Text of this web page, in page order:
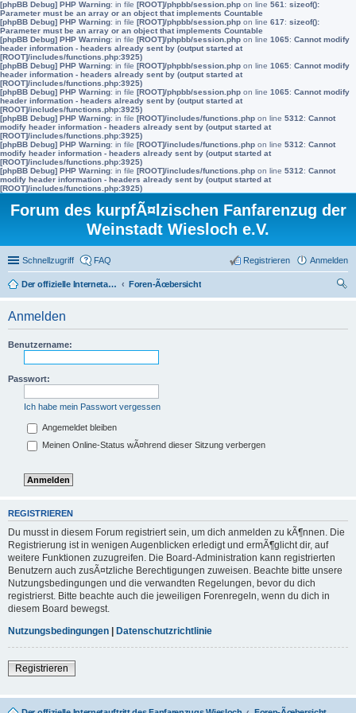
[phpBB Debug] PHP Warning: in file [ROOT]/phpbb/session.php on line 561 : sizeof():
Parameter must be an array or an object that implements Countable
[phpBB Debug] PHP Warning: in file [ROOT]/phpbb/session.php on line 617: sizeof():
Parameter must be an array or an object that implements Countable
[phpBB Debug] PHP Warning: in file [ROOT]/phpbb/session.php on line 1065: Cannot modify
header information - headers already sent by (output started at
[ROOT]/includes/functions.php:3925)
[phpBB Debug] PHP Warning: in file [ROOT]/phpbb/session.php on line 1065: Cannot modify
header information - headers already sent by (output started at
[ROOT]/includes/functions.php:3925)
[phpBB Debug] PHP Warning: in file [ROOT]/phpbb/session.php on line 1065: Cannot modify
header information - headers already sent by (output started at
[ROOT]/includes/functions.php:3925)
[phpBB Debug] PHP Warning: in file [ROOT]/includes/functions.php on line 5312: Cannot
modify header information - headers already sent by (output started at
[ROOT]/includes/functions.php:3925)
[phpBB Debug] PHP Warning: in file [ROOT]/includes/functions.php on line 5312: Cannot
modify header information - headers already sent by (output started at
[ROOT]/includes/functions.php:3925)
[phpBB Debug] PHP Warning: in file [ROOT]/includes/functions.php on line 5312: Cannot
modify header information - headers already sent by (output started at
[ROOT]/includes/functions.php:3925)
Forum des kurpfÃ¤lzischen Fanfarenzug der
Weinstadt Wiesloch e.V.
Schnellzugriff FAQ Anmelden
Registrieren
Der offizielle Internetauftritt des Fanfarenzugs Wiesloch
Foren-Ãœbersicht
Anmelden
Benutzername:
Passwort:
Ich habe mein Passwort vergessen
Angemeldet bleiben
Meinen Online-Status wÃ¤hrend dieser Sitzung verbergen
REGISTRIEREN
Du musst in diesem Forum registriert sein, um dich anmelden zu kÃ¶nnen. Die
Registrierung ist in wenigen Augenblicken erledigt und ermÃ¶glicht dir, auf
weitere Funktionen zuzugreifen. Die Board-Administration kann registrierten
Benutzern auch zusÃ¤tzliche Berechtigungen zuweisen. Beachte bitte unsere
Nutzungsbedingungen und die verwandten Regelungen, bevor du dich
registrierst. Bitte beachte auch die jeweiligen Forenregeln, wenn du dich in
diesem Board bewegst.
Nutzungsbedingungen | Datenschutzrichtlinie
Registrieren